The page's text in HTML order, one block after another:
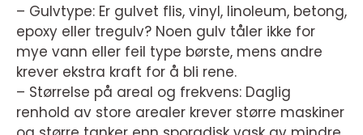
– Gulvtype: Er gulvet flis, vinyl, linoleum, betong,
epoxy eller tregulv? Noen gulv tåler ikke for
mye vann eller feil type børste, mens andre
krever ekstra kraft for å bli rene.
– Størrelse på areal og frekvens: Daglig
renhold av store arealer krever større maskiner